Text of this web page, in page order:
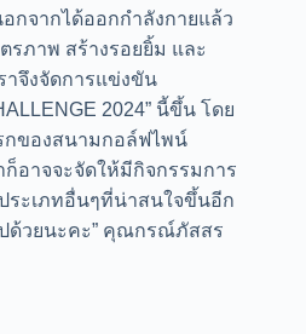
กจากได้ออกกำลังกายแล้ว
รภาพ สร้างรอยยิ้ม และ
าจึงจัดการแข่งขัน
2024” นี้ขึ้น โดย
กของสนามกอล์ฟไพน์
ก็อาจจะจัดให้มีกิจกรรมการ
ะเภทอื่นๆที่น่าสนใจขึ้นอีก
ด้วยนะคะ” คุณกรณ์ภัสสร